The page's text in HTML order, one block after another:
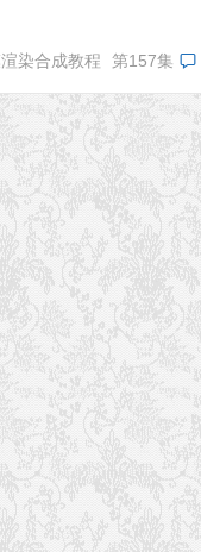
染合成教程 第157集